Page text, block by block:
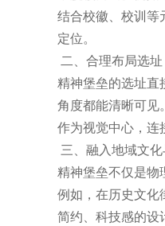
结合校徽、校训等
定位。
二、合理布局选
精神堡垒的选址直
角度都能清晰可见
作为视觉中心，连
三、融入地域文
精神堡垒不仅是物
例如，在历史文化
简约、科技感的设